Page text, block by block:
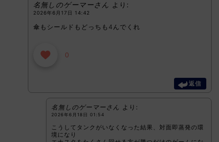
名無しのゲーマーさん より:
2026年6月17日 14:42
傘もシールドもどっちも4んでくれ
0
返信
名無しのゲーマーさん より:
2026年6月18日 01:54
こうしてタンクがいなくなった結果、対面即蒸発の環
境になり